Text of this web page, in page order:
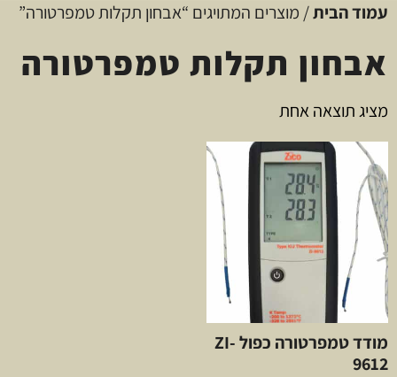
עמוד הבית/ מוצרים המתויגים “אבחון תקלות טמפרטורה”
אבחון תקלות טמפרטורה
מציג תוצאה אחת
מודד טמפרטורה כפול ZI-
9612